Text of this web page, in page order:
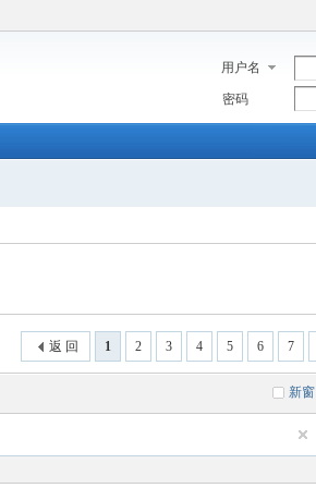
用户名
密码
1 2 3 4 5 6 7
返 回
新窗